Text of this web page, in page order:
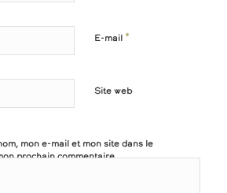
E-mail *
Site web
mon e-mail et mon site dans le
prochain commentaire.